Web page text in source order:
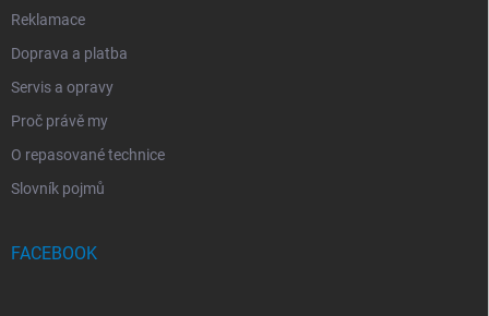
Reklamace
Doprava a platba
Servis a opravy
Proč právě my
O repasované technice
Slovník pojmů
FACEBOOK